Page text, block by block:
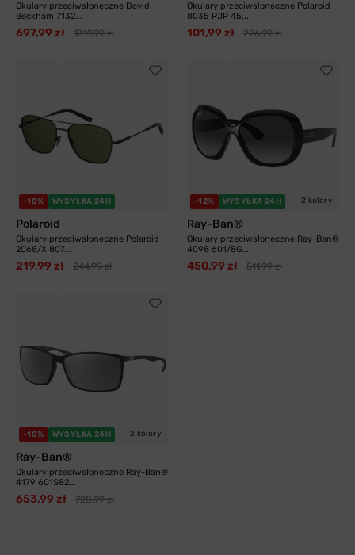
Okulary przeciwsłoneczne David
Beckham 7132...
697,99 zł 1319,99 zł
Okulary przeciwsloneczne Polaroid
8035 PJP 45...
101,99 zł 226,99 zł
-10% WYSYŁKA 24H
Polaroid
Okulary przeciwsłoneczne Polaroid
2068/X 807...
219,99 zł 244,99 zł
-12% WYSYŁKA 24H 2 kolory
Ray-Ban®
Okulary przeciwsłoneczne Ray-Ban®
4098 601/8G...
450,99 zł 511,99 zł
-10% WYSYŁKA 24H 2 kolory
Ray-Ban®
Okulary przeciwsłoneczne Ray-Ban®
4179 601S82...
653,99 zł 728,99 zł